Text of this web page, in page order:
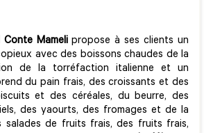
Mamelipropose à ses clients un
avec des boissons chaudes de la
de la torréfaction italienne et un
du pain frais, des croissants et des
et des céréales, du beurre, des
des yaourts, des fromages et de la
salades de fruits frais, des fruits frais,